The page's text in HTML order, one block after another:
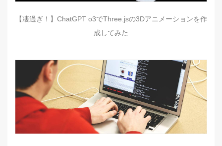
【凄過ぎ！】ChatGPT o3でThree.jsの3Dアニメーションを作
成してみた